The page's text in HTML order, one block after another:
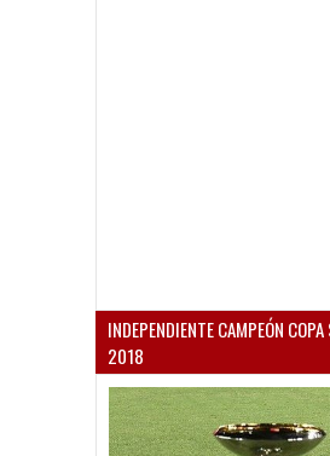
INDEPENDIENTE CAMPEÓN
2018